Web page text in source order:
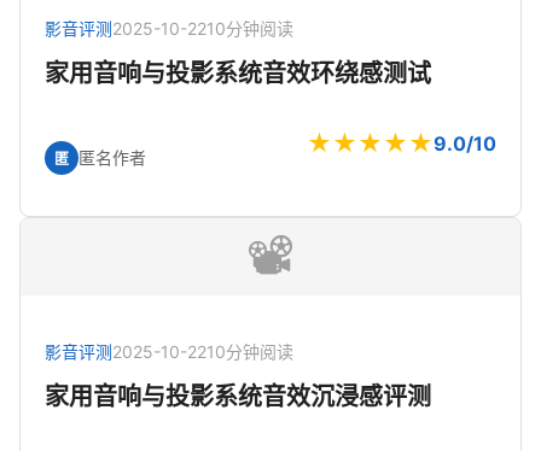
影音评测2025-10-2210分钟阅读
家用音响与投影系统音效环绕感测试
匿 匿名作者 ★★★★★9.0/10
📽️
影音评测2025-10-2210分钟阅读
家用音响与投影系统音效沉浸感评测